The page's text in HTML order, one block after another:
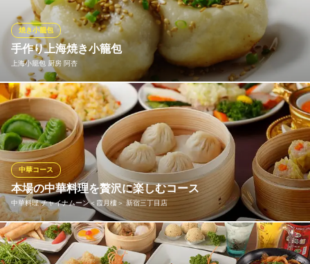
酒、ワインなど取り揃え、居酒屋感覚でご利用頂くお客様も多数
いらっしゃいます。 ※写真は揚州チャーハン
上海酒家 再來宴
中華料理
地下鉄丸ノ内線新宿駅 徒歩3分
東京都新宿区西新宿7-12-4 中啓ビルB1
手作り上海焼き小籠包
上海小籠包 厨房 阿杏
焼き小籠包
注文を受けてから皮から作って焼きますので、いつでも焼立てあ
つあつ～。気をつけながら一口噛むと、中からたっぷりの肉汁が
見えます。皮がもちもちで底がこんがり、食べごたえあり♪
上海小籠包 厨房 阿杏
上海小籠包飲茶点心宴会
ＪＲ新宿駅中央東口 徒歩2分
東京都新宿区新宿3-28-2 ルナージュ新宿5F
本場の中華料理を贅沢に楽しむコース
中華料理 チャイナムーン＜霞月樓＞ 新宿三丁目店
中華コース
料理長自慢の看板メニューを存分にお楽しみいただけるスペシャ
ルな宴会コースは、お祝いごとやいつもよりも贅沢なご褒美ディ